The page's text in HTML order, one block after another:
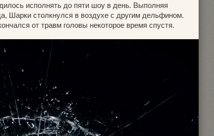
исполнять до пяти шоу в день. Выполняя
Шарки столкнулся в воздухе с другим дельфином.
от травм головы некоторое время спустя.